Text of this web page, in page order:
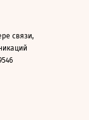
связи,